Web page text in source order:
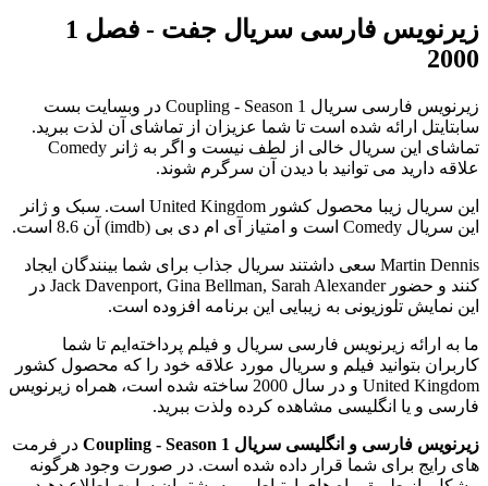
زیرنویس فارسی سریال جفت - فصل 1
2000
زیرنویس فارسی سریال Coupling - Season 1 در وبسایت بست
سابتایتل ارائه شده است تا شما عزیزان از تماشای آن لذت ببرید.
تماشای این سریال خالی از لطف نیست و اگر به ژانر Comedy
علاقه دارید می توانید با دیدن آن سرگرم شوند.
این سریال زیبا محصول کشور United Kingdom است. سبک و ژانر
این سریال Comedy است و امتیاز آی ام دی بی (imdb) آن 8.6 است.
Martin Dennis سعی داشتند سریال جذاب برای شما بینندگان ایجاد
کنند و حضور Jack Davenport, Gina Bellman, Sarah Alexander در
این نمایش تلوزیونی به زیبایی این برنامه افزوده است.
ما به ارائه زیرنویس فارسی سریال و فیلم پرداخته‌ایم تا شما
کاربران بتوانید فیلم و سریال مورد علاقه خود را که محصول کشور
United Kingdom و در سال 2000 ساخته شده است، همراه زیرنویس
فارسی و یا انگلیسی مشاهده کرده ولذت ببرید.
زیرنویس فارسی و انگلیسی سریال Coupling - Season 1
در فرمت
های رایج برای شما قرار داده شده است. در صورت وجود هرگونه